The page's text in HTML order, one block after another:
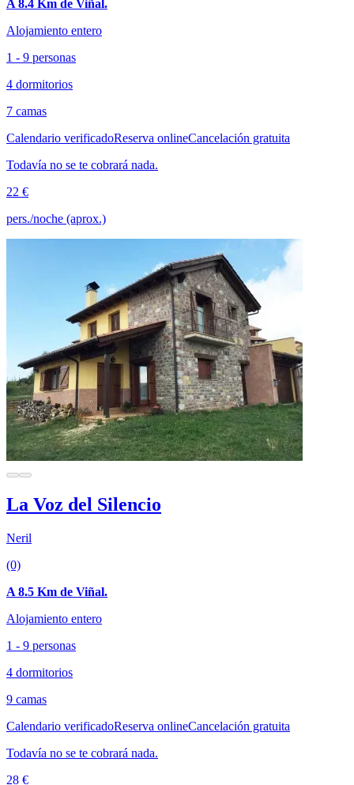
A 8.4 Km de Viñal.
Alojamiento entero
1 - 9 personas
4 dormitorios
7 camas
Calendario verificadoReserva onlineCancelación gratuita
Todavía no se te cobrará nada.
22 €
pers./noche (aprox.)
La Voz del Silencio
Neril
(0)
A 8.5 Km de Viñal.
Alojamiento entero
1 - 9 personas
4 dormitorios
9 camas
Calendario verificadoReserva onlineCancelación gratuita
Todavía no se te cobrará nada.
28 €